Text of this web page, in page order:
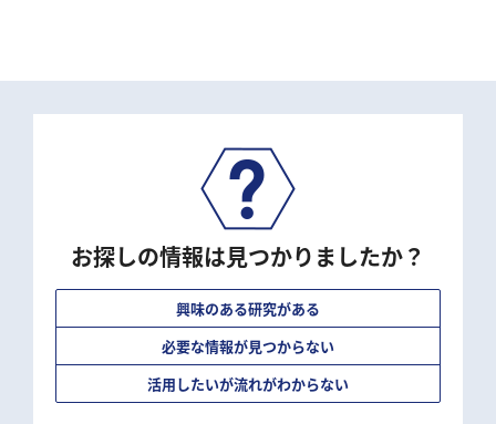
お探しの情報は見つかりましたか？
興味のある研究がある
必要な情報が見つからない
活用したいが流れがわからない